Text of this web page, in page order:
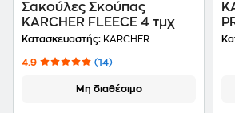
Σακούλες Σκούπας
KARCHER FLEECE 4 τμχ
Κατασκευαστής: KARCHER
4.9 (14)
Μη διαθέσιμο